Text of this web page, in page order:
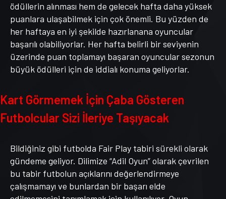
ödüllerin alınması hem de gelecek hafta daha yüksek
puanlara ulaşabilmek için çok önemli. Bu yüzden de
her haftaya en iyi şekilde hazırlanana oyuncular
başarılı olabiliyorlar. Her hafta belirli bir seviyenin
üzerinde puan toplamayı başaran oyuncular sezonun
büyük ödülleri için de iddialı konuma geliyorlar.
Kart Görmemek İçin Çaba Gösteren
Futbolcular Sizi İleriye Taşıyacak
Bildiğiniz gibi futbolda Fair Play tabiri sürekli olarak
gündeme geliyor. Dilimize “Adil Oyun” olarak çevrilen
bu tabir futbolun açıklarını değerlendirmeye
çalışmamayı ve bunlardan bir başarı elde